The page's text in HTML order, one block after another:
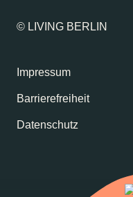
© LIVING BERLIN
Impressum
Barrierefreiheit
Datenschutz